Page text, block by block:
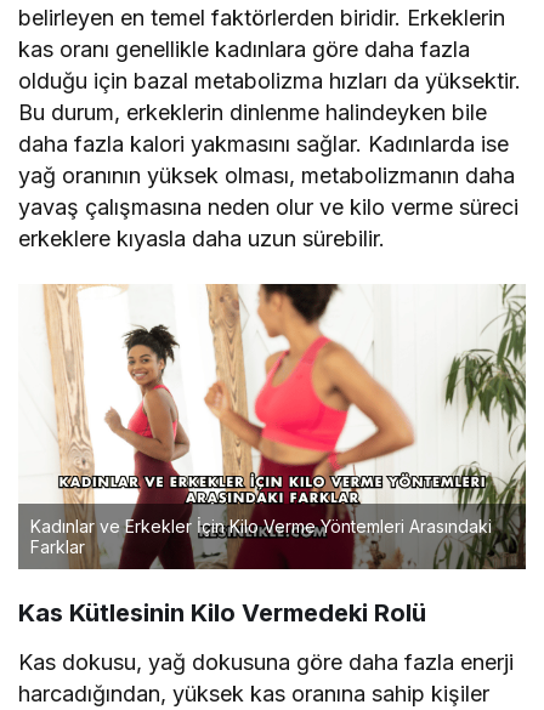
belirleyen en temel faktörlerden biridir. Erkeklerin
kas oranı genellikle kadınlara göre daha fazla
olduğu için bazal metabolizma hızları da yüksektir.
Bu durum, erkeklerin dinlenme halindeyken bile
daha fazla kalori yakmasını sağlar. Kadınlarda ise
yağ oranının yüksek olması, metabolizmanın daha
yavaş çalışmasına neden olur ve kilo verme süreci
erkeklere kıyasla daha uzun sürebilir.
Kadınlar ve Erkekler İçin Kilo Verme Yöntemleri Arasındaki
Farklar
Kas Kütlesinin Kilo Vermedeki Rolü
Kas dokusu, yağ dokusuna göre daha fazla enerji
harcadığından, yüksek kas oranına sahip kişiler